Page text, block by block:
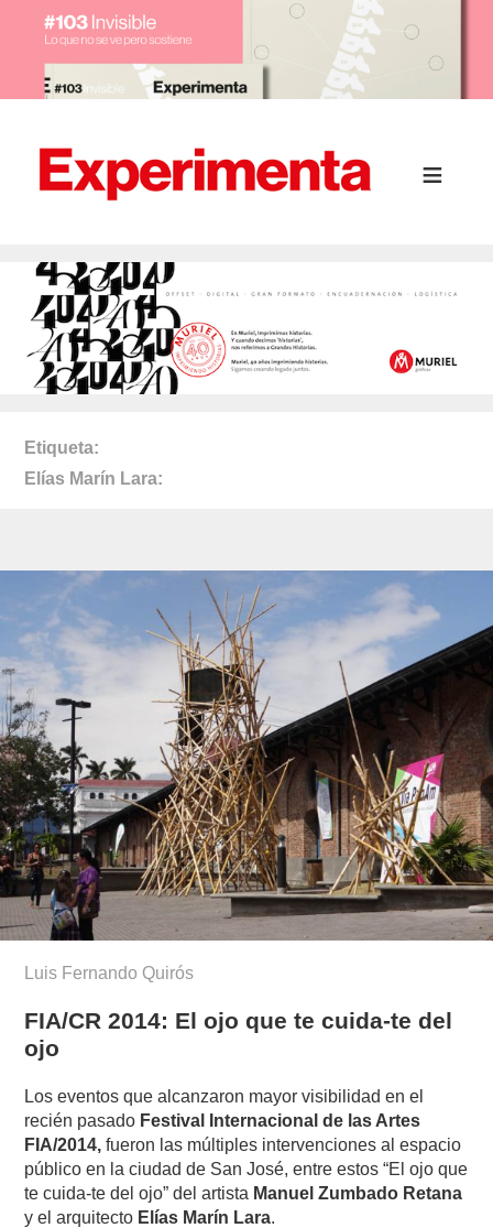
Etiqueta
Elías Marín Lara
Luis Fernando Quirós
FIA/CR 2014: El ojo que te cuida-te del
ojo
Los eventos que alcanzaron mayor visibilidad en el
recién pasado Festival Internacional de las Artes
FIA/2014, fueron las múltiples intervenciones al espacio
público en la ciudad de San José, entre estos “El ojo que
te cuida-te del ojo” del artista Manuel Zumbado Retana
y el arquitecto Elías Marín Lara.